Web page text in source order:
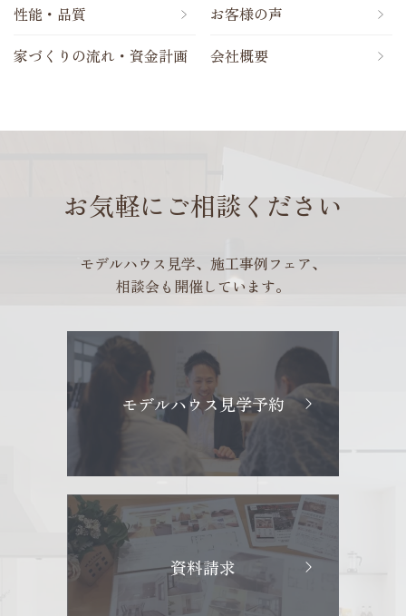
性能・品質
家づくりの流れ・資金計画
お客様の声
会社概要
お気軽にご相談ください
モデルハウス見学、施工事例フェア、
相談会も開催しています。
モデルハウス見学予約
資料請求